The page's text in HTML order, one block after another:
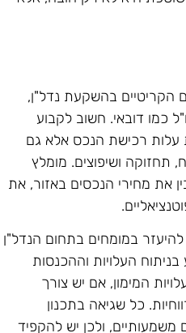
הקריטיים בהשקעת נדל"ן,
כמו דובאי. חשוב לקבוע
עלות רכישת הנכס אלא גם
תחזוקה ושיפוצים. מומלץ
את מחירי הנכסים באזור, את
במומחים בתחום הנדל"ן
בניתוח העלויות וההכנסות
המימון, אם יש צורך
כל שגיאה בתכנון
ולכן יש להקפיד